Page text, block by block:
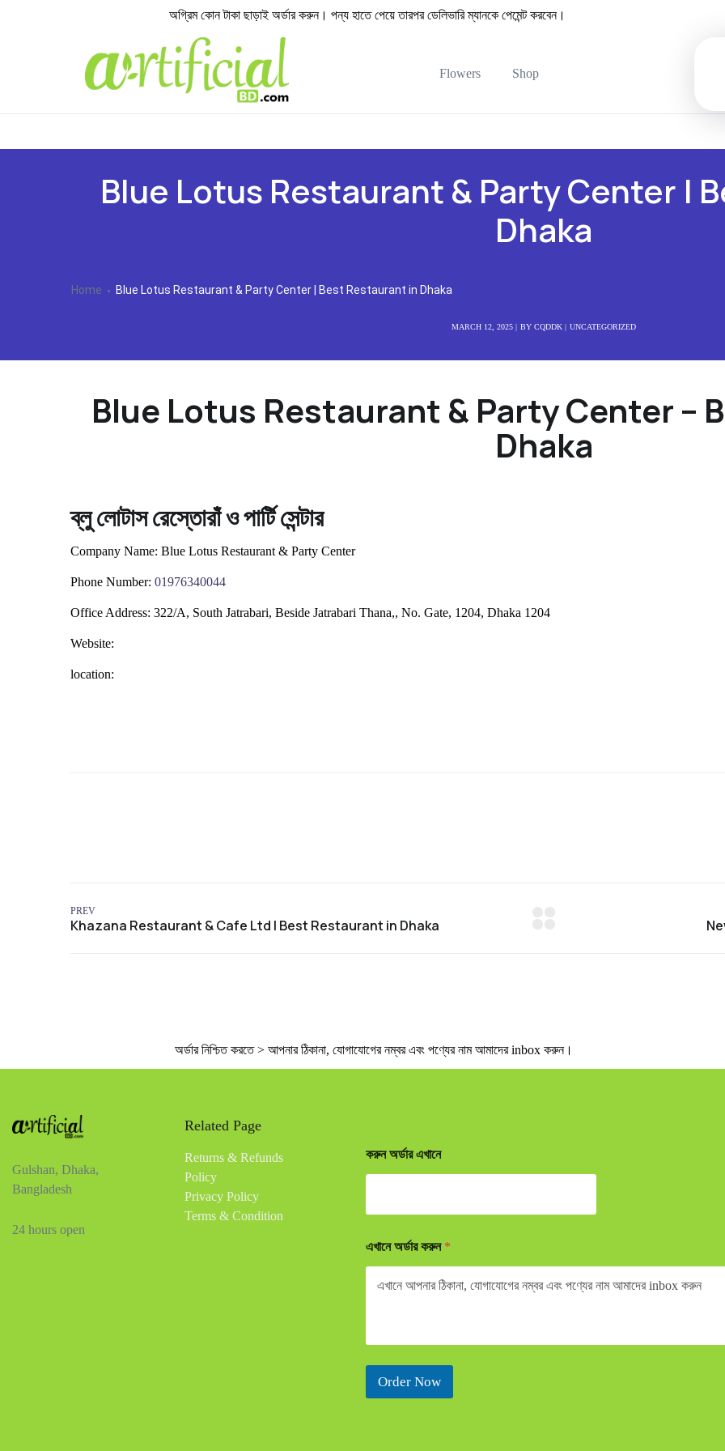
অগ্রিম কোন টাকা ছাড়াই অর্ডার করুন। পন্য হাতে পেয়ে তারপর ডেলিভারি ম্যানকে পেমেন্ট করবেন।
Flowers Shop
Blue Lotus Restaurant & Party Center |
Dhaka
Home Blue Lotus Restaurant & Party Center | Best Restaurant in Dhaka
MARCH 12, 2025 BY CQDDK UNCATEGORIZED
Blue Lotus Restaurant & Party Center –
Dhaka
ব্লু লোটাস রেস্তোরাঁ ও পার্টি সেন্টার
Company Name: Blue Lotus Restaurant & Party Center
Phone Number: 01976340044
Office Address: 322/A, South Jatrabari, Beside Jatrabari Thana,, No. Gate, 1204, Dhaka 1204
Website:
location:
PREV
অর্ডার নিশ্চিত করতে > আপনার ঠিকানা, যোগাযোগের নম্বর এবং পণ্যের নাম আমাদের inbox করুন।
Gulshan, Dhaka,
Bangladesh
24 hours open
Related Page
Returns & Refunds
Policy
Privacy Policy
Terms & Condition
করুন অর্ডার এখানে
এখানে অর্ডার করুন *
Order Now